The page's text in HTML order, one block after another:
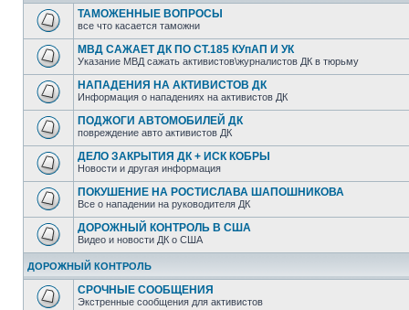
ТАМОЖЕННЫЕ ВОПРОСЫ
все что касается таможни
МВД САЖАЕТ ДК ПО СТ.185 КУпАП И УК
Указание МВД сажать активистов\журналистов ДК в тюрьму
НАПАДЕНИЯ НА АКТИВИСТОВ ДК
Информация о нападениях на активистов ДК
ПОДЖОГИ АВТОМОБИЛЕЙ ДК
повреждение авто активистов ДК
ДЕЛО ЗАКРЫТИЯ ДК + ИСК КОБРЫ
Новости и другая информация
ПОКУШЕНИЕ НА РОСТИСЛАВА ШАПОШНИКОВА
Все о нападении на руководителя ДК
ДОРОЖНЫЙ КОНТРОЛЬ В США
Видео и новости ДК о США
ДОРОЖНЫЙ КОНТРОЛЬ
СРОЧНЫЕ СООБЩЕНИЯ
Экстренные сообщения для активистов